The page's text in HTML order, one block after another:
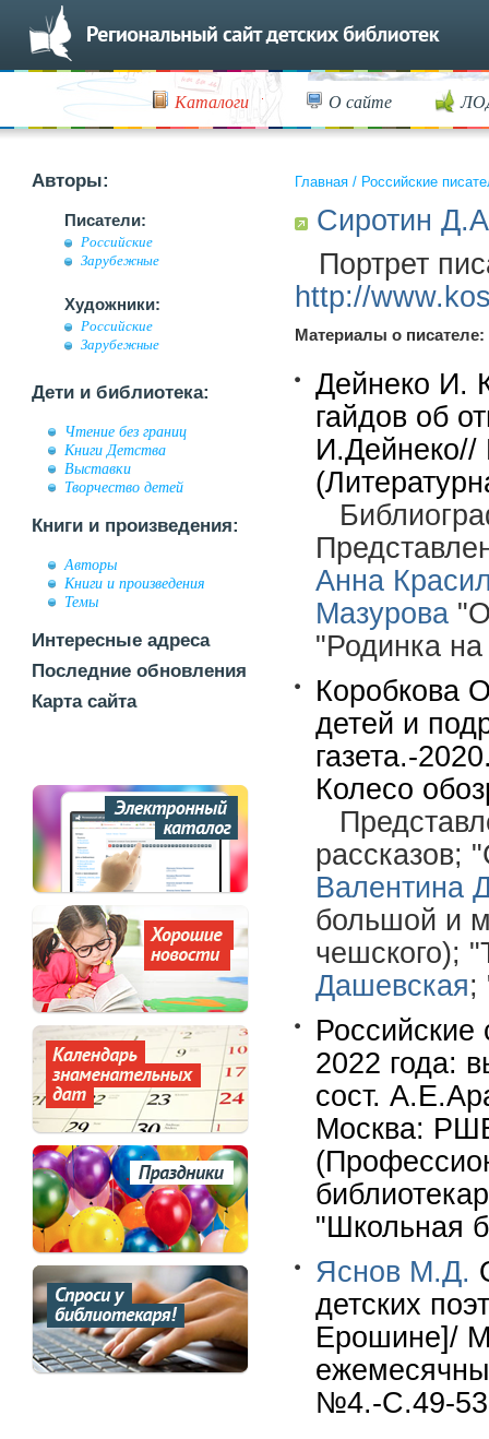
Каталоги О сайте
Авторы:
Писатели:
Российские
Зарубежные
Художники:
Российские
Зарубежные
Дети и библиотека:
Чтение без границ
Книги Детства
Выставки
Творчество детей
Книги и произведения:
Авторы
Книги и произведения
Темы
Интересные адреса
Последние обновления
Карта сайта
Главная / Российские
Сиротин
Портрет
http://
Материалы о писателе:
Дейнеко И.
гайдов об
И.Дейнеко//
Анна
Мазурова
"Родинка
Коробкова
детей и
газета.-
Колесо
рассказов;
Валентина
большой и
чешского);
Дашевская;
2022 года:
сост.
Москва:
"Школьная
Яснов М.Д.
детских
Ерошине]/
№4.-С.49-